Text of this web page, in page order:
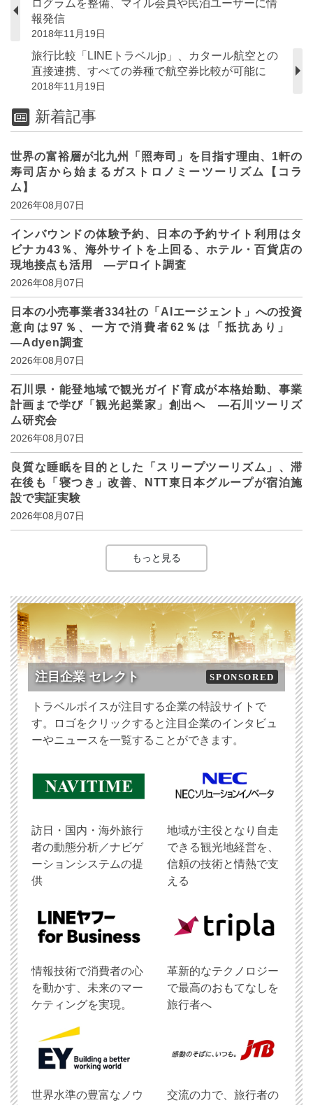
ログラムを整備、マイル会員や民泊ユーザーに情
報発信
2018年11月19日
旅行比較「LINEトラベルjp」、カタール航空との
直接連携、すべての券種で航空券比較が可能に
2018年11月19日
新着記事
世界の富裕層が北九州「照寿司」を目指す理由、1軒の
寿司店から始まるガストロノミーツーリズム【コラ
ム】
2026年08月07日
インバウンドの体験予約、日本の予約サイト利用はタ
ビナカ43％、海外サイトを上回る、ホテル・百貨店の
現地接点も活用 ―デロイト調査
2026年08月07日
日本の小売事業者334社の「AIエージェント」への投資
意向は97％、一方で消費者62％は「抵抗あり」
―Adyen調査
2026年08月07日
石川県・能登地域で観光ガイド育成が本格始動、事業
計画まで学び「観光起業家」創出へ ―石川ツーリズ
ム研究会
2026年08月07日
良質な睡眠を目的とした「スリープツーリズム」、滞
在後も「寝つき」改善、NTT東日本グループが宿泊施
設で実証実験
2026年08月07日
もっと見る
注目企業 セレクト SPONSORED
トラベルボイスが注目する企業の特設サイトで
す。ロゴをクリックすると注目企業のインタビュ
ーやニュースを一覧することができます。
訪日・国内・海外旅行
者の動態分析／ナビゲ
ーションシステムの提
供
地域が主役となり自走
できる観光地経営を、
信頼の技術と情熱で支
える
情報技術で消費者の心
を動かす、未来のマー
ケティングを実現。
革新的なテクノロジー
で最高のおもてなしを
旅行者へ
世界水準の豊富なノウ 交流の力で、旅行者の